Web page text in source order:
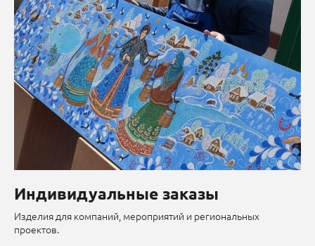
Индивидуальные заказы
Изделия для компаний, мероприятий и региональных
проектов.